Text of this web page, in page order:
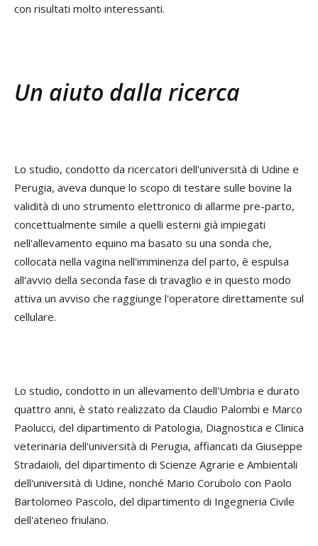
con risultati molto interessanti.
Un aiuto dalla ricerca
Lo studio, condotto da ricercatori dell'università di Udine e
Perugia, aveva dunque lo scopo di testare sulle bovine la
validità di uno strumento elettronico di allarme pre-parto,
concettualmente simile a quelli esterni già impiegati
nell'allevamento equino ma basato su una sonda che,
collocata nella vagina nell'imminenza del parto, è espulsa
all'avvio della seconda fase di travaglio e in questo modo
attiva un avviso che raggiunge l'operatore direttamente sul
cellulare.
Lo studio, condotto in un allevamento dell'Umbria e durato
quattro anni, è stato realizzato da Claudio Palombi e Marco
Paolucci, del dipartimento di Patologia, Diagnostica e Clinica
veterinaria dell'università di Perugia, affiancati da Giuseppe
Stradaioli, del dipartimento di Scienze Agrarie e Ambientali
dell'università di Udine, nonché Mario Corubolo con Paolo
Bartolomeo Pascolo, del dipartimento di Ingegneria Civile
dell'ateneo friulano.